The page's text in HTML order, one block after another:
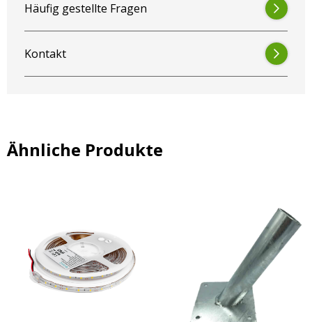
Häufig gestellte Fragen
Kontakt
Ähnliche Produkte